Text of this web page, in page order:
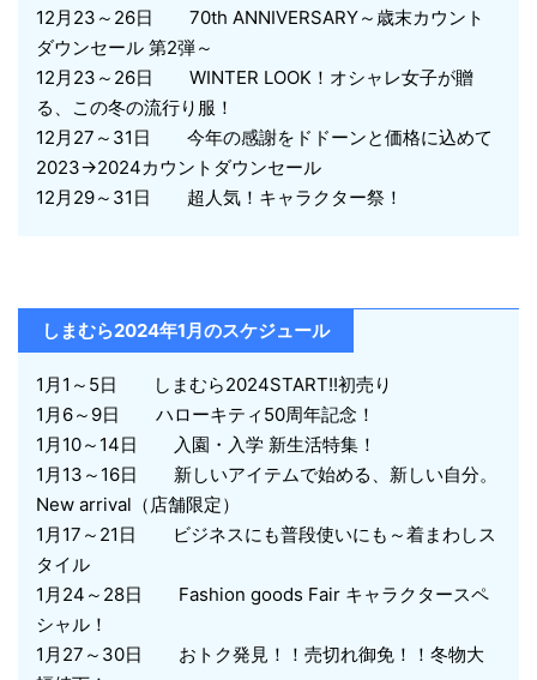
12月23～26日 70th ANNIVERSARY～歳末カウント
ダウンセール 第2弾～
12月23～26日 WINTER LOOK！オシャレ女子が贈
る、この冬の流行り服！
12月27～31日 今年の感謝をドドーンと価格に込めて
2023→2024カウントダウンセール
12月29～31日 超人気！キャラクター祭！
しまむら2024年1月のスケジュール
1月1～5日 しまむら2024START!!初売り
1月6～9日 ハローキティ50周年記念！
1月10～14日 入園・入学 新生活特集！
1月13～16日 新しいアイテムで始める、新しい自分。
New arrival（店舗限定）
1月17～21日 ビジネスにも普段使いにも～着まわしス
タイル
1月24～28日 Fashion goods Fair キャラクタースペ
シャル！
1月27～30日 おトク発見！！売切れ御免！！冬物大